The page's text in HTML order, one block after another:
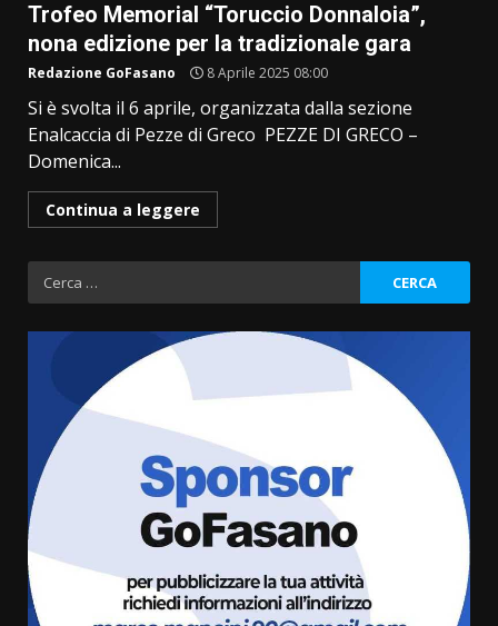
Trofeo Memorial “Toruccio Donnaloia”,
nona edizione per la tradizionale gara
Redazione GoFasano 8 Aprile 2025 08:00
Si è svolta il 6 aprile, organizzata dalla sezione
Enalcaccia di Pezze di Greco PEZZE DI GRECO –
Domenica...
Continua a leggere
Ricerca
per:
Residenti di Savelletri scrivono
al Prefetto: “Noi cittadini di
5 Agosto 2026 06:15